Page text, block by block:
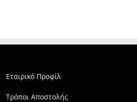
Εταιρικό Προφίλ
Τρόποι Αποστολής